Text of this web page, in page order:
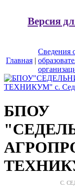
Версия
Главная |
Сведения
БПОУ
С.